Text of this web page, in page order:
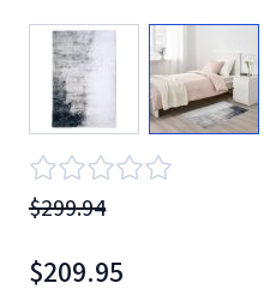
View larger image
$299.94
$209.95